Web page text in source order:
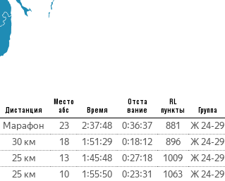
Дистанция
Место
абс
Время
Отста
вание
RL
пункты
Группа
Марафон 23 2:37:48 0:36:37 881 Ж 24-29
30 км 18 1:51:29 0:18:12 896 Ж 24-29
25 км 13 1:45:48 0:27:18 1009 Ж 24-29
25 км 10 1:55:50 0:23:31 1063 Ж 24-29